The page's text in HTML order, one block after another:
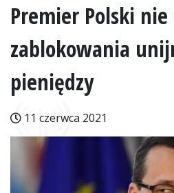
Premier Polski
zablokowania
pieniędzy
11 czerwca 2021